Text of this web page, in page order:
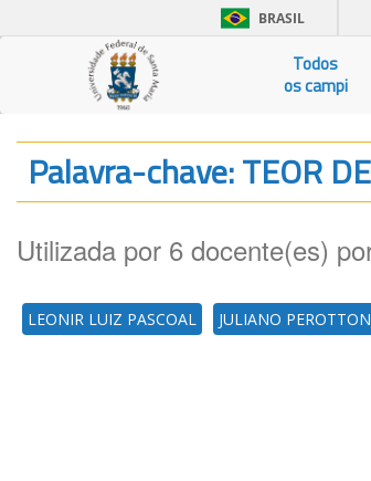
BRASIL
Todos
os campi
Palavra-chave: TEOR
Utilizada por 6 docente(es)
LEONIR LUIZ PASCOAL JULIANO